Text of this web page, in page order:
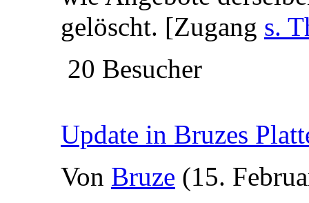
gelöscht. [Zugang s.
20 Besucher
Update in Bruzes
Von Bruze (15.